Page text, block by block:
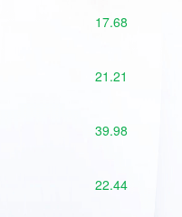
17.68
21.21
39.98
22.44